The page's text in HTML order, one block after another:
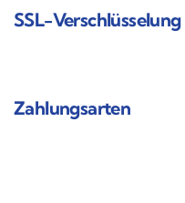
SSL-Verschlüsselung
Zahlungsarten